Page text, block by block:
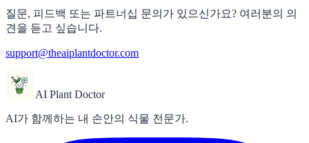
질문, 피드백 또는 파트너십 문의가 있으신가요? 여러분의 의
견을 듣고 싶습니다.
support@theaiplantdoctor.com
AI Plant Doctor
AI가 함께하는 내 손안의 식물 전문가.